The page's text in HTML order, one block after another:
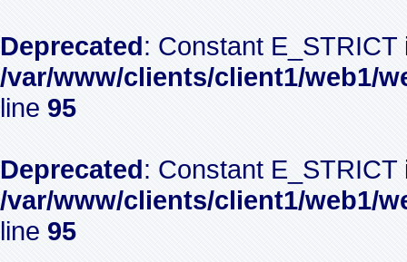
Deprecated: Constant
/var/www/clients/client1/web1/
line 95
Deprecated: Constant
/var/www/clients/client1/web1/
line 95